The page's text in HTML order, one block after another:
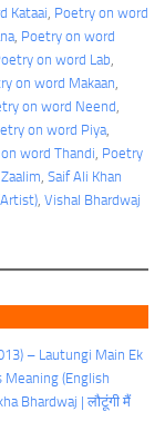
Kataai, Poetry on word
, Poetry on word
on word Lab
on word Makaan
on word Neend
on word Piya
word Thandi, Poetry
, Saif Ali Khan
, Vishal Bhardwaj
– Lautungi Main Ek
Meaning (English
Bhardwaj | लौटूंगी मैं